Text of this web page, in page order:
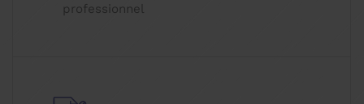
professionnel